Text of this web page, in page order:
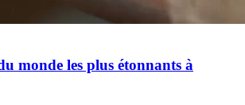
monde les plus étonnants à